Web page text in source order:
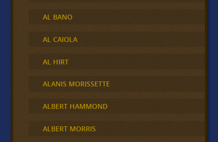
AL BANO
AL CAIOLA
AL HIRT
ALANIS MORISSETTE
ALBERT HAMMOND
ALBERT MORRIS